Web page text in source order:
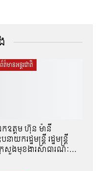
ព័ត៌មានអន្តរជាតិ
ឧត្តម ហ៊ុន ​ម៉ានី
នាយករដ្ឋមន្ត្រី រដ្ឋមន្ត្រី
សួងមុខងារសាធារណៈ…